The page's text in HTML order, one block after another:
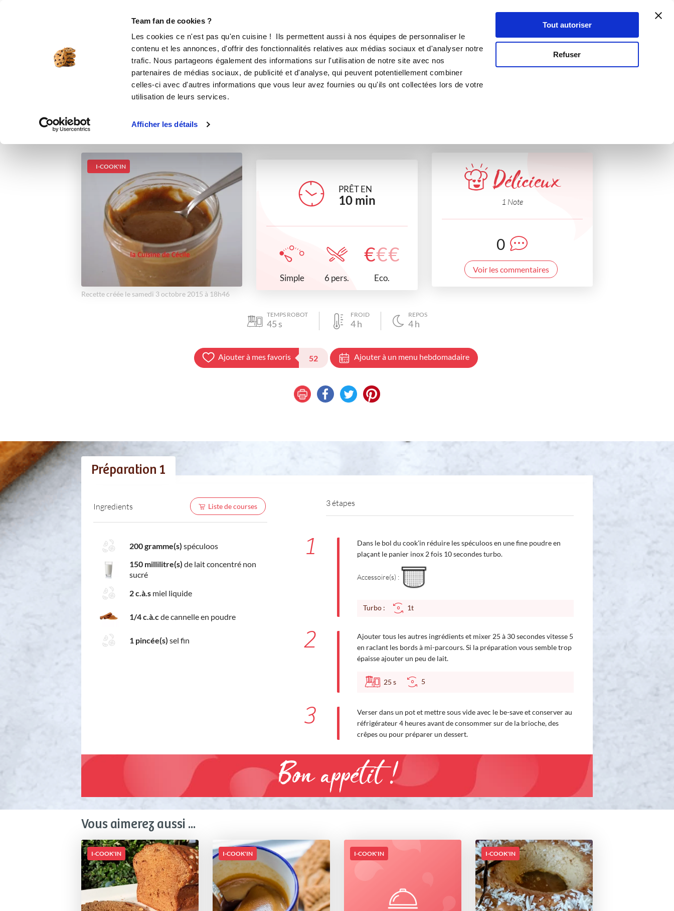
Team fan de cookies ?
Les cookies ce n'est pas qu'en cuisine ! Ils permettent aussi à nos équipes de personnaliser le
contenu et les annonces, d'offrir des fonctionnalités relatives aux médias sociaux et d'analyser notre
trafic. Nous partageons également des informations sur l'utilisation de notre site avec nos
partenaires de médias sociaux, de publicité et d'analyse, qui peuvent potentiellement combiner
celles-ci avec d'autres informations que vous leur avez fournies ou qu'ils ont collectées lors de votre
utilisation de leurs services.
Afficher les détails
Tout autoriser
Refuser
Se connecter
Pâte de Spéculoos
desserts Petits gourmands
I-COOK'IN
Recette créée le samedi 3 octobre 2015 à 18h46
PRÊT EN
10 min
Simple 6 pers.
€€€
Eco.
Délicieux
1 Note
0
Voir les commentaires
TEMPS ROBOT
45 s
FROID
4h
REPOS
4h
Ajouter à mes favoris 52 Ajouter à un menu hebdomadaire
Préparation 1
Ingredients Liste de courses
200 gramme(s) spéculoos
150 millilitre(s) de lait concentré non
sucré
2 c.à.s miel liquide
1/4 c.à.c de cannelle en poudre
1 pincée(s) sel fin
3 étapes
1
Dans le bol du cook'in réduire les spéculoos en une fine poudre en
plaçant le panier inox 2 fois 10 secondes turbo.
Accessoire(s) :
Turbo : 1t
2
Ajouter tous les autres ingrédients et mixer 25 à 30 secondes vitesse 5
en raclant les bords à mi-parcours. Si la préparation vous semble trop
épaisse ajouter un peu de lait.
25 s 5
3
Verser dans un pot et mettre sous vide avec le be-save et conserver au
réfrigérateur 4 heures avant de consommer sur de la brioche, des
crêpes ou pour préparer un dessert.
Bon appétit !
Vous aimerez aussi ...
I-COOK'IN I-COOK'IN I-COOK'IN I-COOK'IN